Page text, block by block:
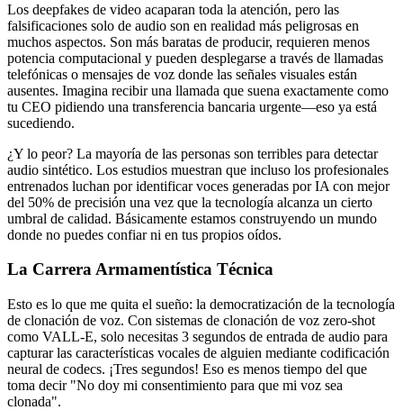
Los deepfakes de video acaparan toda la atención, pero las
falsificaciones solo de audio son en realidad más peligrosas en
muchos aspectos. Son más baratas de producir, requieren menos
potencia computacional y pueden desplegarse a través de llamadas
telefónicas o mensajes de voz donde las señales visuales están
ausentes. Imagina recibir una llamada que suena exactamente como
tu CEO pidiendo una transferencia bancaria urgente—eso ya está
sucediendo.
¿Y lo peor? La mayoría de las personas son terribles para detectar
audio sintético. Los estudios muestran que incluso los profesionales
entrenados luchan por identificar voces generadas por IA con mejor
del 50% de precisión una vez que la tecnología alcanza un cierto
umbral de calidad. Básicamente estamos construyendo un mundo
donde no puedes confiar ni en tus propios oídos.
La Carrera Armamentística Técnica
Esto es lo que me quita el sueño: la democratización de la tecnología
de clonación de voz. Con sistemas de clonación de voz zero-shot
como VALL-E, solo necesitas 3 segundos de entrada de audio para
capturar las características vocales de alguien mediante codificación
neural de codecs. ¡Tres segundos! Eso es menos tiempo del que
toma decir "No doy mi consentimiento para que mi voz sea
clonada".